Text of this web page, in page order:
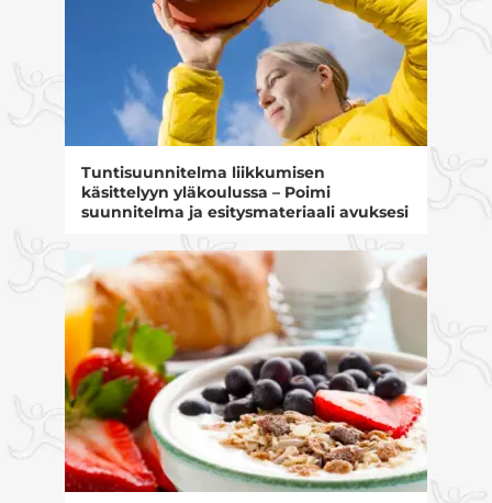
Tuntisuunnitelma liikkumisen
käsittelyyn yläkoulussa – Poimi
suunnitelma ja esitysmateriaali avuksesi